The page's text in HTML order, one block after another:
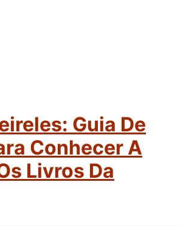
Guia De
Conhecer A
Livros Da